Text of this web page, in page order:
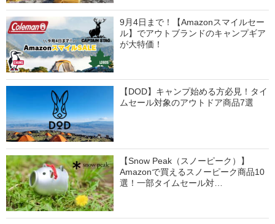
9月4日まで！【Amazonスマイルセー
ル】でアウトブランドのキャンプギア
が大特価！
【DOD】キャンプ始める方必見！タイ
ムセール対象のアウトドア商品7選
【Snow Peak（スノーピーク）】
Amazonで買えるスノーピーク商品10
選！一部タイムセール対…